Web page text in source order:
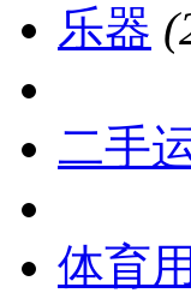
乐器
二手
体育